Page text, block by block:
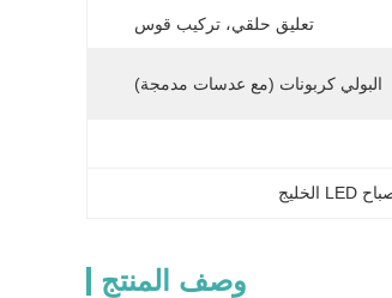
تعليق حلقي، تركيب قوس
البولي كربونات (مع عدسات مدمجة)
وصف المنتج